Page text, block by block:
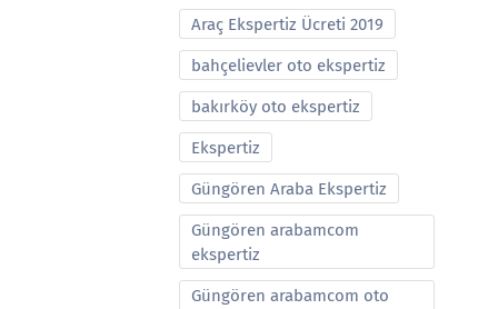
Araç Ekspertiz Ücreti 2019
bahçelievler oto ekspertiz
bakırköy oto ekspertiz
Ekspertiz
Güngören Araba Ekspertiz
Güngören arabamcom
ekspertiz
Güngören arabamcom oto